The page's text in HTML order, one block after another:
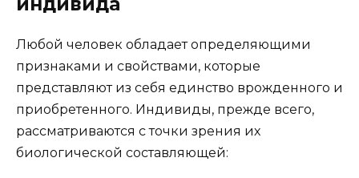
Любой человек обладает определяющими
признаками и свойствами, которые
представляют из себя единство врожденного и
приобретенного. Индивиды, прежде всего,
рассматриваются с точки зрения их
биологической составляющей: